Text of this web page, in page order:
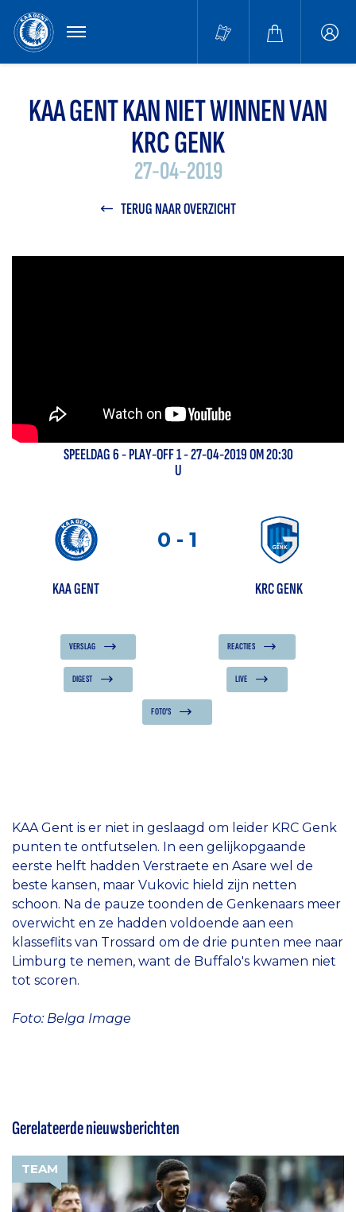
MENU
KAA GENT KAN NIET WINNEN VAN
KRC GENK
27-04-2019
TERUG NAAR OVERZICHT
SPEELDAG6-PLAY-OFF 1- 27-04-2019 OM 20:30
U
0 - 1
KAA GENT KRC GENK
VERSLAG REACTIES
DIGEST LIVE
FOTO'S
KAA Gent is er niet in geslaagd om leider KRC Genk
punten te ontfutselen. In een gelijkopgaande
eerste helft hadden Verstraete en Asare wel de
beste kansen, maar Vukovic hield zijn netten
schoon. Na de pauze toonden de Genkenaars meer
overwicht en ze hadden voldoende aan een
klasseflits van Trossard om de drie punten mee naar
Limburg te nemen, want de Buffalo's kwamen niet
tot scoren.
Foto: Belga Image
Gerelateerde nieuwsberichten
TEAM